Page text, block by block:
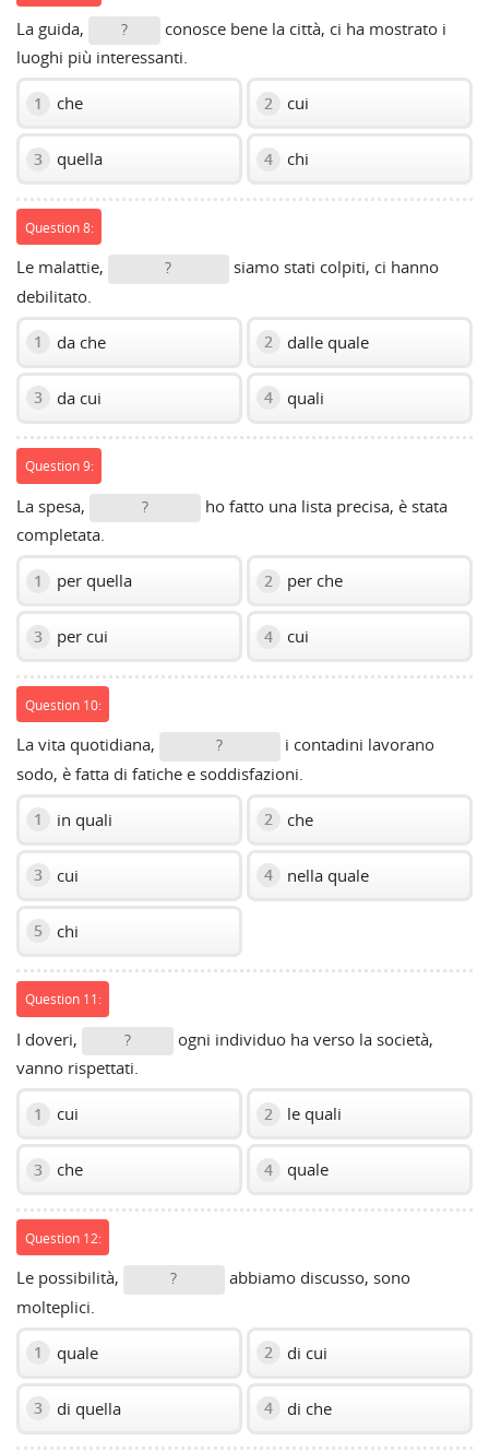
La guida, ?
conosce bene la città, ci ha mostrato i
luoghi più interessanti.
1 che 2 cui
3 quella 4 chi
Question 8:
Le malattie, ?
siamo stati colpiti, ci hanno
debilitato.
1 da che 2 dalle quale
3 da cui 4 quali
Question 9:
La spesa, ?
ho fatto una lista precisa, è stata
completata.
1 per quella 2 per che
3 per cui 4 cui
Question 10:
La vita quotidiana, ?
i contadini lavorano
sodo, è fatta di fatiche e soddisfazioni.
1 in quali 2 che
3 cui 4 nella quale
5 chi
Question 11:
I doveri, ?
ogni individuo ha verso la società,
vanno rispettati.
1 cui 2 le quali
3 che 4 quale
Question 12:
Le possibilità, ?
abbiamo discusso, sono
molteplici.
1 quale 2 di cui
3 di quella 4 di che